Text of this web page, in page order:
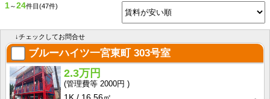
1～24件目 (47件)
↓チェックしてお問合せ
ブルーハイツ一宮東町303号室
2.3万円
2000円